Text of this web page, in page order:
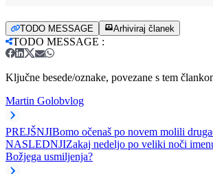
TODO MESSAGE Arhiviraj članek
TODO MESSAGE :
Ključne besede/oznake, povezane s tem
Martin Golobvlog
PREJŠNJIBomo očenaš po novem molili
NASLEDNJIZakaj nedeljo po veliki noči
Božjega usmiljenja?